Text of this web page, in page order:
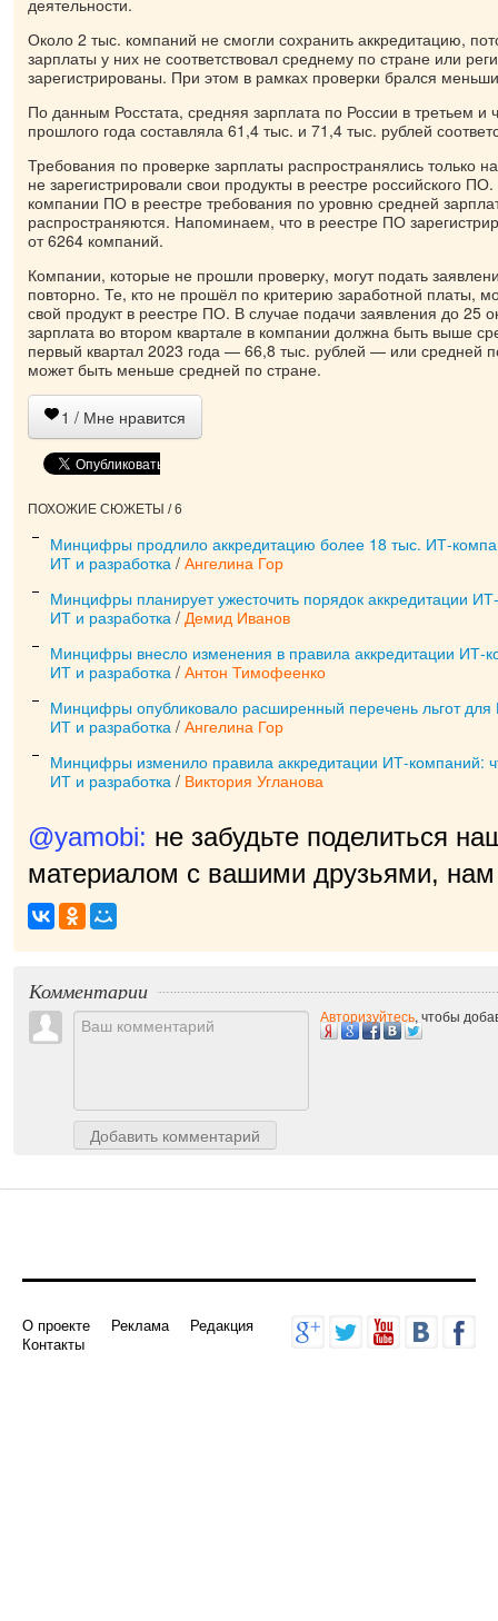
Около 2 тыс. компаний не смогли сохранить аккредитацию,
зарплаты у них не соответствовал среднему по стране или
зарегистрированы. При этом в рамках проверки брался
По данным Росстата, средняя зарплата по России в третьем и
прошлого года составляла 61,4 тыс. и 71,4 тыс. рублей
Требования по проверке зарплаты распространялись только
не зарегистрировали свои продукты в реестре российского
компании ПО в реестре требования по уровню средней
распространяются. Напоминаем, что в реестре ПО
от 6264 компаний.
Компании, которые не прошли проверку, могут подать
повторно. Те, кто не прошёл по критерию заработной платы,
свой продукт в реестре ПО. В случае подачи заявления до 25
зарплата во втором квартале в компании должна быть выше
первый квартал 2023 года — 66,8 тыс. рублей — или средней
может быть меньше средней по стране.
1 / Мне нравится
ПОХОЖИЕ СЮЖЕТЫ / 6
Минцифры продлило аккредитацию более 18 тыс. ИТ-
ИТ и разработка / Ангелина Гор
Минцифры планирует ужесточить порядок аккредитации
ИТ и разработка / Демид Иванов
Минцифры внесло изменения в правила аккредитации ИТ-
ИТ и разработка / Антон Тимофеенко
Минцифры опубликовало расширенный перечень льгот
ИТ и разработка / Ангелина Гор
Минцифры изменило правила аккредитации ИТ-компаний:
ИТ и разработка / Виктория Угланова
@yamobi: не забудьте поделиться
материалом с вашими друзьями, нам
Комментарии
Добавить комментарий
Авторизуйтесь, чтобы
О проекте Реклама
Редакция
Контакты